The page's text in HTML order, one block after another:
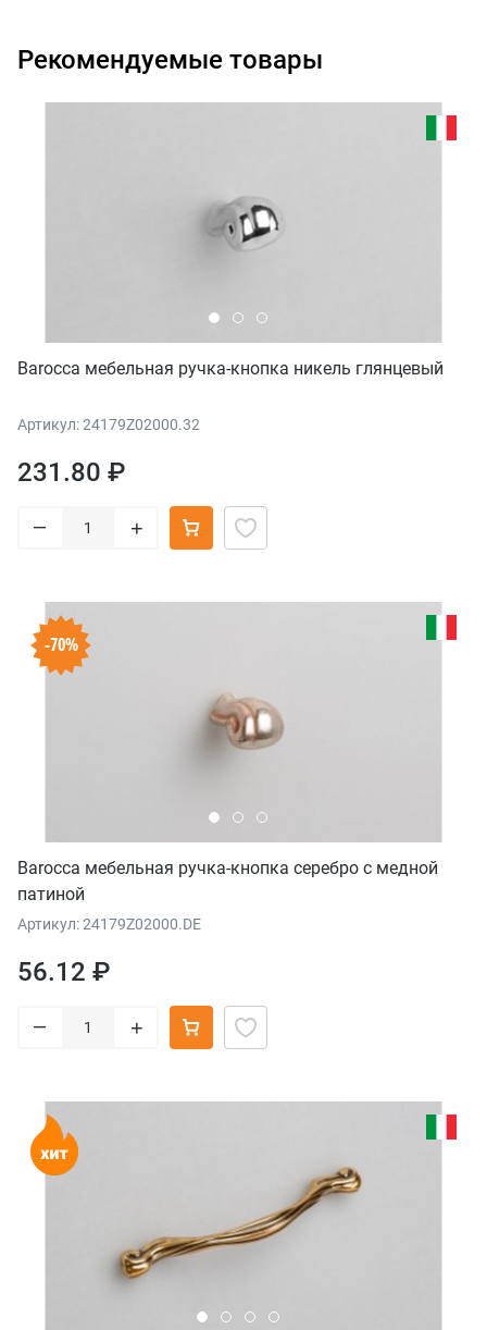
Рекомендуемые товары
Barocca мебельная ручка-кнопка никель глянцевый
Артикул: 24179Z02000.32
231.80 ₽
– +
-70%
Barocca мебельная ручка-кнопка серебро с медной
патиной
Артикул: 24179Z02000.DE
56.12 ₽
– +